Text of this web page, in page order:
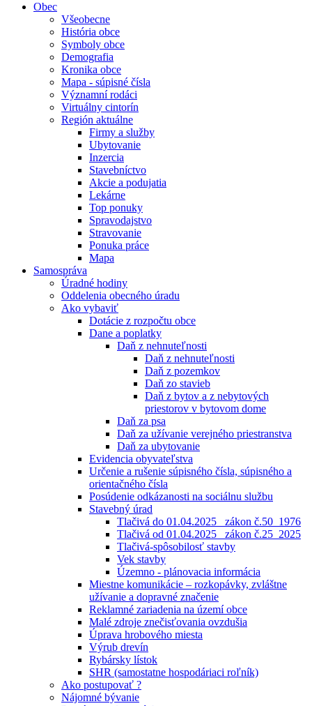
Obec
Všeobecne
História obce
Symboly obce
Demografia
Kronika obce
Mapa - súpisné čísla
Významní rodáci
Virtuálny cintorín
Región aktuálne
Firmy a služby
Ubytovanie
Inzercia
Stavebníctvo
Akcie a podujatia
Lekárne
Top ponuky
Spravodajstvo
Stravovanie
Ponuka práce
Mapa
Samospráva
Úradné hodiny
Oddelenia obecného úradu
Ako vybaviť
Dotácie z rozpočtu obce
Dane a poplatky
Daň z nehnuteľnosti
Daň z nehnuteľnosti
Daň z pozemkov
Daň zo stavieb
Daň z bytov a z nebytových
priestorov v bytovom dome
Daň za psa
Daň za užívanie verejného priestranstva
Daň za ubytovanie
Evidencia obyvateľstva
Určenie a rušenie súpisného čísla, súpisného a
orientačného čísla
Posúdenie odkázanosti na sociálnu službu
Stavebný úrad
Tlačivá do 01.04.2025_ zákon č.50_1976
Tlačivá od 01.04.2025_ zákon č.25_2025
Tlačivá-spôsobilosť stavby
Vek stavby
Územno - plánovacia informácia
Miestne komunikácie – rozkopávky, zvláštne
užívanie a dopravné značenie
Reklamné zariadenia na území obce
Malé zdroje znečisťovania ovzdušia
Úprava hrobového miesta
Výrub drevín
Rybársky lístok
SHR (samostatne hospodáriaci roľník)
Ako postupovať ?
Nájomné bývanie